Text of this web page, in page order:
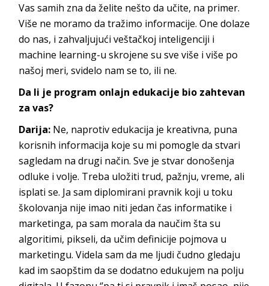
Vas samih zna da želite nešto da učite, na primer.
Više ne moramo da tražimo informacije. One dolaze
do nas, i zahvaljujući veštačkoj inteligenciji i
machine learning-u skrojene su sve više i više po
našoj meri, svidelo nam se to, ili ne.
Da li je program onlajn edukacije bio zahtevan
za vas?
Darija: Ne, naprotiv edukacija je kreativna, puna
korisnih informacija koje su mi pomogle da stvari
sagledam na drugi način. Sve je stvar donošenja
odluke i volje. Treba uložiti trud, pažnju, vreme, ali
isplati se. Ja sam diplomirani pravnik koji u toku
školovanja nije imao niti jedan čas informatike i
marketinga, pa sam morala da naučim šta su
algoritimi, pikseli, da učim definicije pojmova u
marketingu. Videla sam da me ljudi čudno gledaju
kad im saopštim da se dodatno edukujem na polju